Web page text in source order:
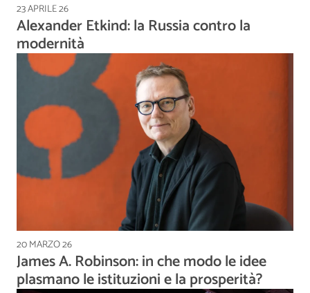
23 APRILE 26
Alexander Etkind: la Russia contro la
modernità
20 MARZO 26
James A. Robinson: in che modo le idee
plasmano le istituzioni e la prosperità?